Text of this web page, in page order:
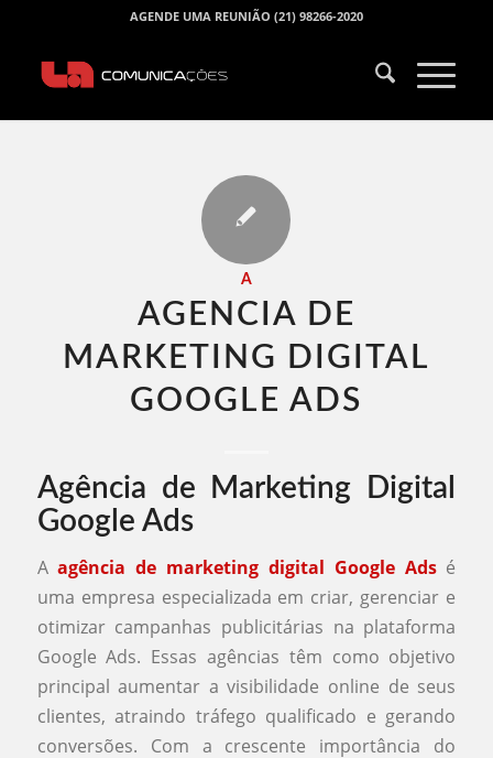
AGENDE UMA REUNIÃO (21) 98266-2020
A
AGENCIA DE
MARKETING DIGITAL
GOOGLE ADS​
Agência de Marketing Digital
Google Ads
Aagência de marketing digital Google Adsé
uma empresa especializada em criar, gerenciar e
otimizar campanhas publicitárias na plataforma
Google Ads. Essas agências têm como objetivo
principal aumentar a visibilidade online de seus
clientes, atraindo tráfego qualificado e gerando
conversões. Com a crescente importância do